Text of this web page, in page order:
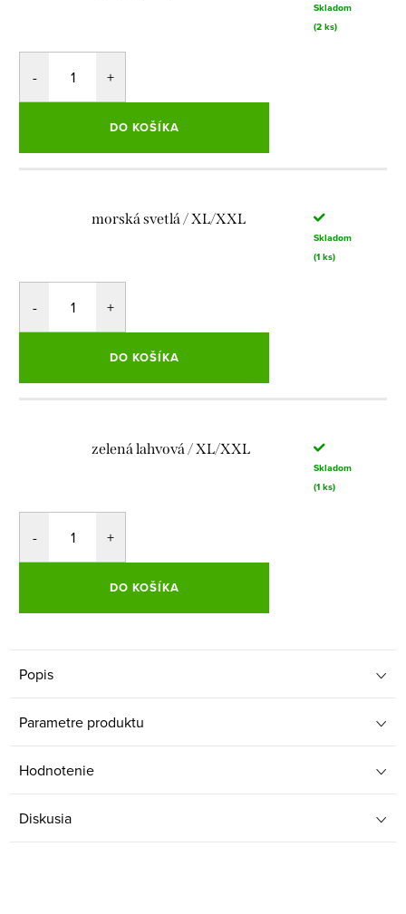
Skladom
(2 ks)
DO KOŠÍKA
morská svetlá / XL/XXL
Skladom
(1 ks)
DO KOŠÍKA
zelená lahvová / XL/XXL
Skladom
(1 ks)
DO KOŠÍKA
Popis
Parametre produktu
Hodnotenie
Diskusia